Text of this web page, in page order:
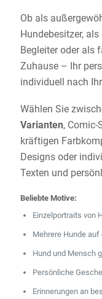
Ob als
Hundebesitzer,
Begleiter oder als
Zuhause – Ihr
individuell nach
Wählen Sie
Varianten, Comic-
kräftigen
Designs oder
Texten und
Beliebte Motive:
Einzelportraits von
Mehrere Hunde auf
Hund und Mensch
Persönliche
Erinnerungen an